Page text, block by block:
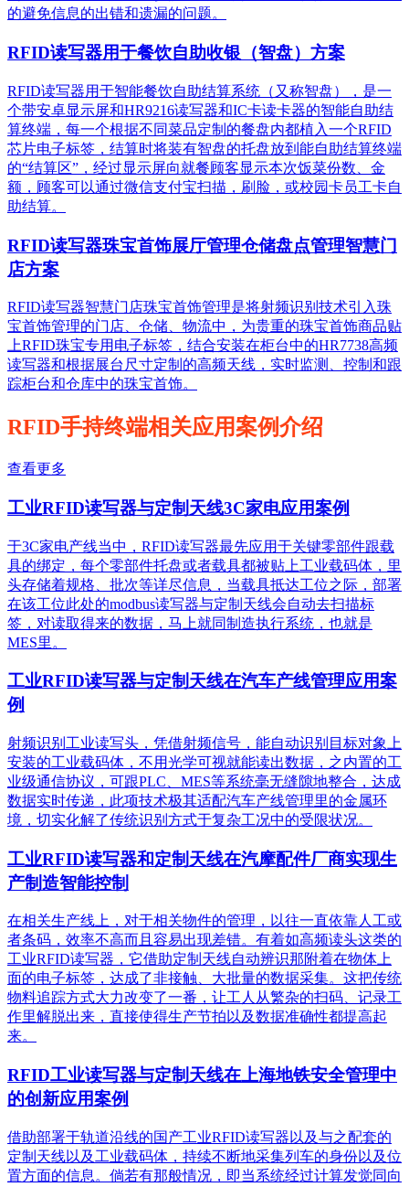
的避免信息的出错和遗漏的问题。
RFID读写器用于餐饮自助收银（智盘）方案
RFID读写器用于智能餐饮自助结算系统（又称智盘），是一
个带安卓显示屏和HR9216读写器和IC卡读卡器的智能自助结
算终端，每一个根据不同菜品定制的餐盘内都植入一个RFID
芯片电子标签，结算时将装有智盘的托盘放到能自助结算终端
的“结算区”，经过显示屏向就餐顾客显示本次饭菜份数、金
额，顾客可以通过微信支付宝扫描，刷脸，或校园卡员工卡自
助结算。
RFID读写器珠宝首饰展厅管理仓储盘点管理智慧门
店方案
RFID读写器智慧门店珠宝首饰管理是将射频识别技术引入珠
宝首饰管理的门店、仓储、物流中，为贵重的珠宝首饰商品贴
上RFID珠宝专用电子标签，结合安装在柜台中的HR7738高频
读写器和根据展台尺寸定制的高频天线，实时监测、控制和跟
踪柜台和仓库中的珠宝首饰。
RFID手持终端相关应用案例介绍
查看更多
工业RFID读写器与定制天线3C家电应用案例
于3C家电产线当中，RFID读写器最先应用于关键零部件跟载
具的绑定，每个零部件托盘或者载具都被贴上工业载码体，里
头存储着规格、批次等详尽信息，当载具抵达工位之际，部署
在该工位此处的modbus读写器与定制天线会自动去扫描标
签，对读取得来的数据，马上就同制造执行系统，也就是
MES里。
工业RFID读写器与定制天线在汽车产线管理应用案
例
射频识别工业读写头，凭借射频信号，能自动识别目标对象上
安装的工业载码体，不用光学可视就能读出数据，之内置的工
业级通信协议，可跟PLC、MES等系统毫无缝隙地整合，达成
数据实时传递，此项技术极其适配汽车产线管理里的金属环
境，切实化解了传统识别方式于复杂工况中的受限状况。
工业RFID读写器和定制天线在汽摩配件厂商实现生
产制造智能控制
在相关生产线上，对于相关物件的管理，以往一直依靠人工或
者条码，效率不高而且容易出现差错。有着如高频读头这类的
工业RFID读写器，它借助定制天线自动辨识那附着在物体上
面的电子标签，达成了非接触、大批量的数据采集。这把传统
物料追踪方式大力改变了一番，让工人从繁杂的扫码、记录工
作里解脱出来，直接使得生产节拍以及数据准确性都提高起
来。
RFID工业读写器与定制天线在上海地铁安全管理中
的创新应用案例
借助部署于轨道沿线的国产工业RFID读写器以及与之配套的
定制天线以及工业载码体，持续不断地采集列车的身份以及位
置方面的信息。倘若有那般情况，即当系统经过计算发觉同向